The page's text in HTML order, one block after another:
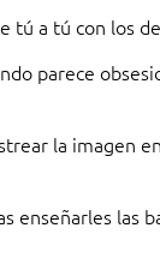
a tú con los
parece
la imagen
las